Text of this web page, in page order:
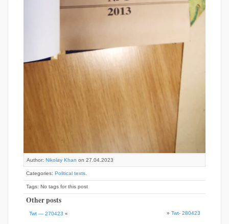
Author: Nikolay Khan on 27.04.2023
Categories: Political texts.
Tags: No tags for this post
Other posts
Twt — 270423 « » Twt- 280423